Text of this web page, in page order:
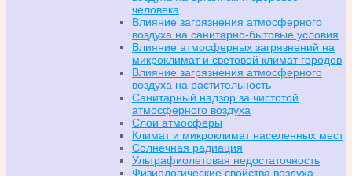
человека
Влияние загрязнения атмосферного
воздуха на санитарно-бытовые условия
Влияние атмосферных загрязнений на
микроклимат и световой климат городов
Влияние загрязнения атмосферного
воздуха на растительность
Санитарный надзор за чистотой
атмосферного воздуха
Слои атмосферы
Климат и микроклимат населенных мест
Солнечная радиация
Ультрафиолетовая недостаточность
Физиологические свойства воздуха.